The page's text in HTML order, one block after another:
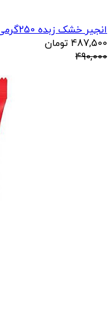
انجیر خشک زبده 250گرمی
487,500 تومان
490,000